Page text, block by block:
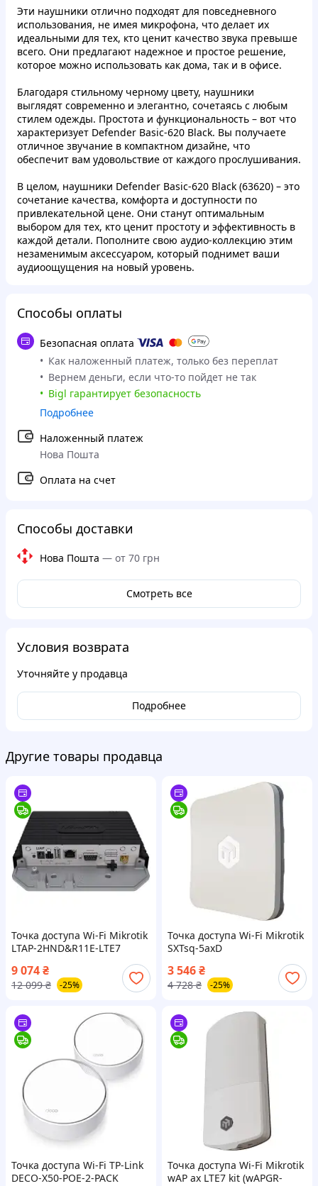
Эти наушники отлично подходят для повседневного
использования, не имея микрофона, что делает их
идеальными для тех, кто ценит качество звука превыше
всего. Они предлагают надежное и простое решение,
которое можно использовать как дома, так и в офисе.
Благодаря стильному черному цвету, наушники
выглядят современно и элегантно, сочетаясь с любым
стилем одежды. Простота и функциональность – вот что
характеризует Defender Basic-620 Black. Вы получаете
отличное звучание в компактном дизайне, что
обеспечит вам удовольствие от каждого прослушивания.
В целом, наушники Defender Basic-620 Black (63620) – это
сочетание качества, комфорта и доступности по
привлекательной цене. Они станут оптимальным
выбором для тех, кто ценит простоту и эффективность в
каждой детали. Пополните свою аудио-коллекцию этим
незаменимым аксессуаром, который поднимет ваши
аудиоощущения на новый уровень.
Способы оплаты
Безопасная оплата
Как наложенный платеж, только без переплат
Вернем деньги, если что-то пойдет не так
Bigl гарантирует безопасность
Подробнее
Наложенный платеж
Нова Пошта
Оплата на счет
Способы доставки
Нова Пошта — от 70 грн
Смотреть все
Условия возврата
Уточняйте у продавца
Подробнее
Другие товары продавца
Точка доступа Wi-Fi Mikrotik
LTAP-2HND&R11E-LTE7
9 074₴
12 099 ₴ -25%
Точка доступа Wi-Fi Mikrotik
SXTsq-5axD
3 546₴
4 728 ₴ -25%
Точка доступа Wi-Fi TP-Link
DECO-X50-POE-2-PACK
Точка доступа Wi-Fi Mikrotik
wAP ax LTE7 kit (wAPGR-